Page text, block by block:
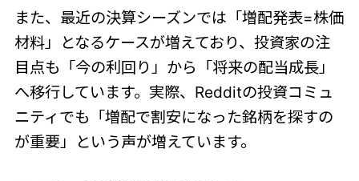
また、最近の決算シーズンでは「増配発表=株価
材料」となるケースが増えており、投資家の注
目点も「今の利回り」から「将来の配当成長」
へ移行しています。実際、Redditの投資コミュ
ニティでも「増配で割安になった銘柄を探すの
が重要」という声が増えています。